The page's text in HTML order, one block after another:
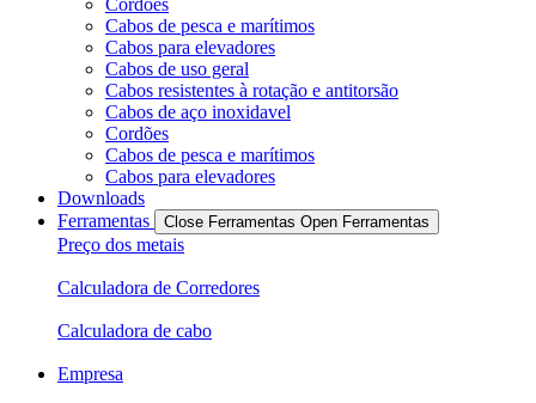
Cordões
Cabos de pesca e marítimos
Cabos para elevadores
Cabos de uso geral
Cabos resistentes à rotação e antitorsão
Cabos de aço inoxidavel
Cordões
Cabos de pesca e marítimos
Cabos para elevadores
Downloads
Ferramentas
Close Ferramentas Open Ferramentas
Preço dos metais
Calculadora de Corredores
Calculadora de cabo
Empresa